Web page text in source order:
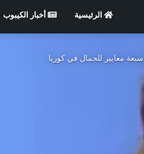
الرئيسية أخبار الكيبوب
سبعة معايير للجمال في كوريا